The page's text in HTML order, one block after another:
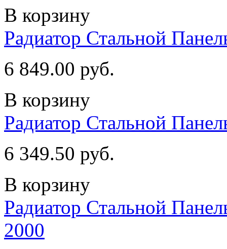
В корзину
Радиатор Стальной
6 849.00 руб.
В корзину
Радиатор Стальной
6 349.50 руб.
В корзину
Радиатор Стальной
2000